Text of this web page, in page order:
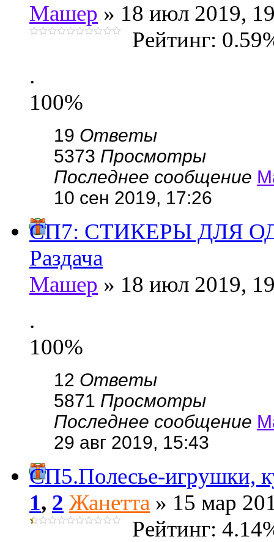
Машер » 18 июл 2019,
Рейтинг:
.
100%
19 Ответы
5373 Просмотры
Последнее сообщение
10 сен 2019, 17:26
СП7: СТИКЕРЫ ДЛЯ
Раздача
Машер » 18 июл 2019,
.
100%
12 Ответы
5871 Просмотры
Последнее сообщение
29 авг 2019, 15:43
СП5.Полесье-игрушки,
1, 2 Жанетта » 15 мар
Рейтинг: